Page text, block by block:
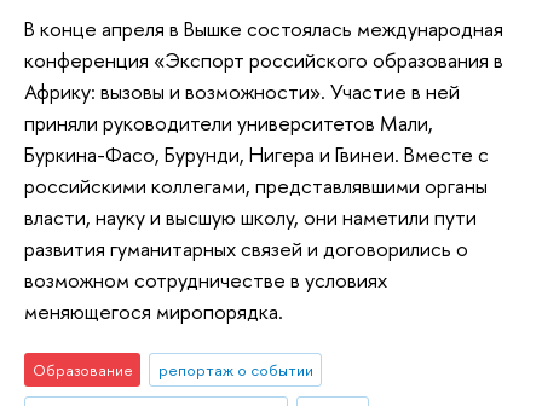
В конце апреля в Вышке состоялась международная
конференция «Экспорт российского образования в
Африку: вызовы и возможности». Участие в ней
приняли руководители университетов Мали,
Буркина-Фасо, Бурунди, Нигера и Гвинеи. Вместе с
российскими коллегами, представлявшими органы
власти, науку и высшую школу, они наметили пути
развития гуманитарных связей и договорились о
возможном сотрудничестве в условиях
меняющегося миропорядка.
Образование
репортаж о событии